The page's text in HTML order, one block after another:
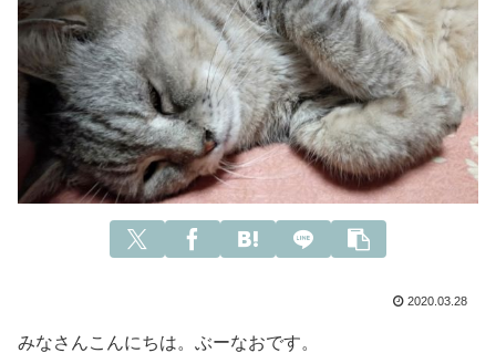
2020.03.28
みなさんこんにちは。ぶーなおです。